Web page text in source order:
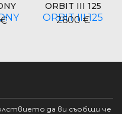
ORBIT III 125
2600 €
да ви съобщи че